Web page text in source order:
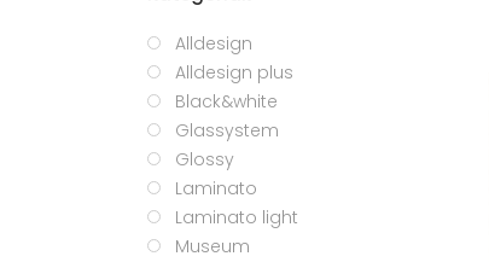
Alldesign
Alldesign plus
Black&white
Glassystem
Glossy
Laminato
Laminato light
Museum